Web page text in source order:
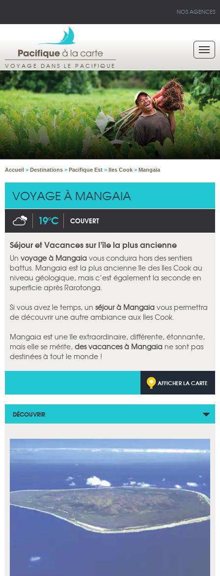
NOS AGENCES
VOYAGE DANS LE PACIFIQUE
Accueil > Destinations > Pacifique Est > Iles Cook > Mangaia
VOYAGE À MANGAIA
19°C COUVERT
Séjour et Vacances sur l’île la plus ancienne
Un voyage à Mangaia vous conduira hors des sentiers
battus. Mangaia est la plus ancienne île des Iles Cook au
niveau géologique, mais c’est également la seconde en
superficie après Rarotonga.
Si vous avez le temps, un séjour à Mangaia vous permettra
de découvrir une autre ambiance aux Iles Cook.
Mangaia est une île extraordinaire, différente, étonnante,
mais elle se mérite, des vacances à Mangaia ne sont pas
destinées à tout le monde !
AFFICHER LA CARTE
DÉCOUVRIR